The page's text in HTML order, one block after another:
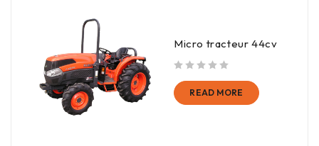
Micro tracteur 44cv
READ MORE